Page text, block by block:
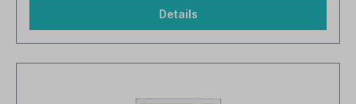
Details